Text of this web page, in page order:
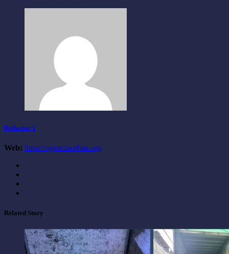
Redactor 1
Web: https://agenciaorbita.org
Related Story